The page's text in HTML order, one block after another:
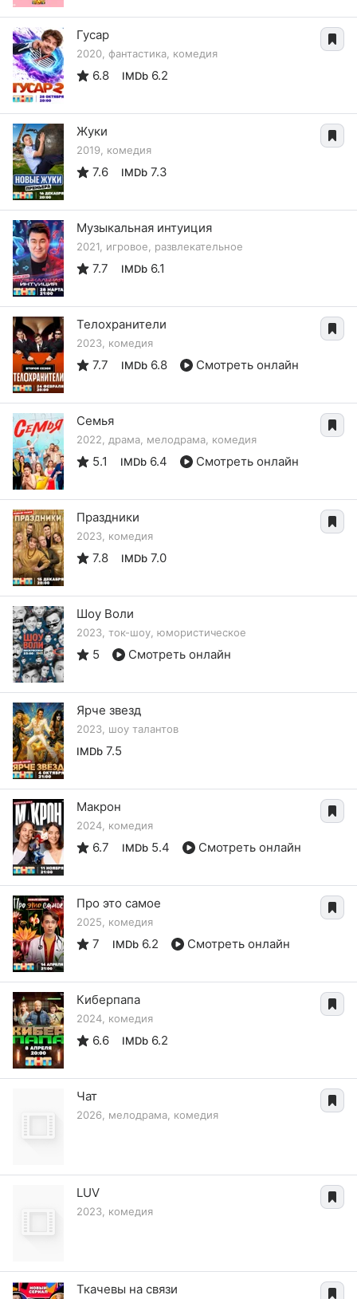
Гусар
2020, фантастика, комедия
6.8 IMDb 6.2
Жуки
2019, комедия
7.6 IMDb 7.3
Музыкальная интуиция
2021, игровое, развлекательное
7.7 IMDb 6.1
Телохранители
2023, комедия
7.7 IMDb 6.8 Смотреть онлайн
Семья
2022, драма, мелодрама, комедия
5.1 IMDb 6.4 Смотреть онлайн
Праздники
2023, комедия
7.8 IMDb 7.0
Шоу Воли
2023, ток-шоу, юмористическое
5 Смотреть онлайн
Ярче звезд
2023, шоу талантов
IMDb 7.5
Макрон
2024, комедия
6.7 IMDb 5.4 Смотреть онлайн
Про это самое
2025, комедия
7 IMDb 6.2 Смотреть онлайн
Киберпапа
2024, комедия
6.6 IMDb 6.2
Чат
2026, мелодрама, комедия
LUV
2023, комедия
Ткачевы на связи